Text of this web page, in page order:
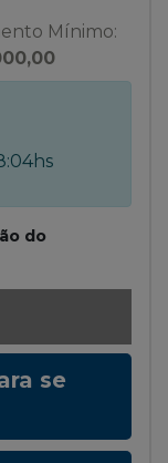
Mínimo:
do
se